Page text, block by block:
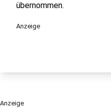
übernommen.
Anzeige
Anzeige